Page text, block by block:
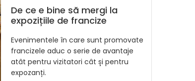
De ce e bine să mergi la
expozițiile de francize
Evenimentele în care sunt promovate
francizele aduc o serie de avantaje
atât pentru vizitatori cât și pentru
expozanți.